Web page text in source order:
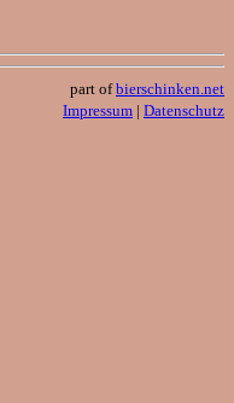
part ofbierschinken.net
Impressum | Datenschutz